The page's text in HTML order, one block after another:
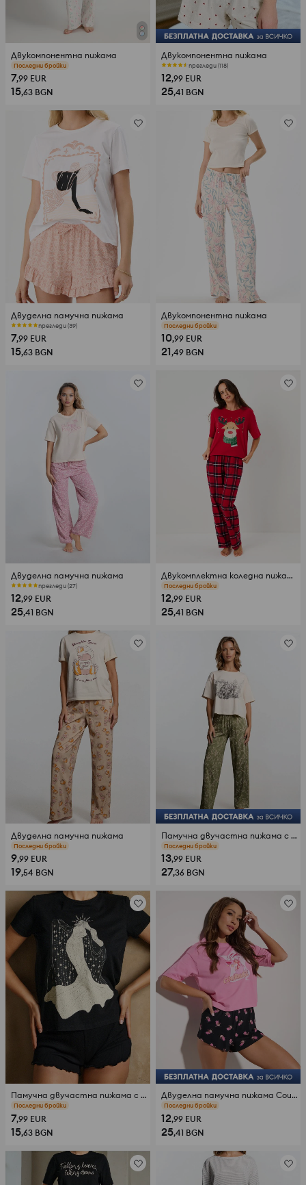
Двукомпонентна пижама
прегледи (172)
7,99 EUR
15,63 BGN
Двукомпонентна пижама
прегледи (118)
12,99 EUR
25,41 BGN
Двуделна памучна пижама
прегледи (39)
7,99 EUR
15,63 BGN
Двукомпонентна пижама
прегледи (34)
10,99 EUR
21,49 BGN
Двуделна памучна пижама
прегледи (27)
12,99 EUR
25,41 BGN
Двукомплектна коледна пижама с принт на еленче
прегледи (228)
12,99 EUR
25,41 BGN
Двуделна памучна пижама
прегледи (69)
9,99 EUR
19,54 BGN
Памучна двучастна пижама с принт
прегледи (43)
13,99 EUR
27,36 BGN
Памучна двучастна пижама с принт
прегледи (32)
7,99 EUR
15,63 BGN
Двуделна памучна пижама Courage the Cowardly Dog
прегледи (26)
12,99 EUR
25,41 BGN